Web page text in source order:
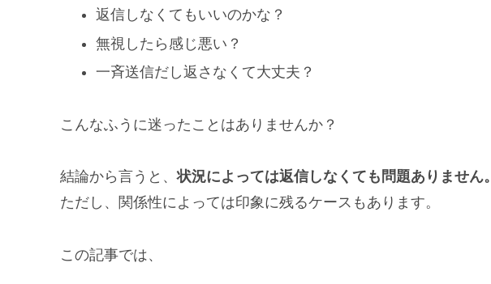
返信しなくてもいいのかな？
無視したら感じ悪い？
一斉送信だし返さなくて大丈夫？
こんなふうに迷ったことはありませんか？
結論から言うと、状況によっては返信しなくても問題ありません。
ただし、関係性によっては印象に残るケースもあります。
この記事では、